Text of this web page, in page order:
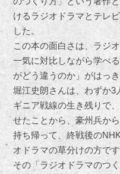
けるラジオドラマとテレ
した。
この本の面白さは、ラジ
一気に対比しながら学べ
がどう違うのか」がはっ
堀江史朗さんは、わずか3
ギニア戦線の生き残りで
せたことから、豪州兵か
持ち帰って、終戦後の
オドラマの草分けの方です
その「ラジオドラマのつ